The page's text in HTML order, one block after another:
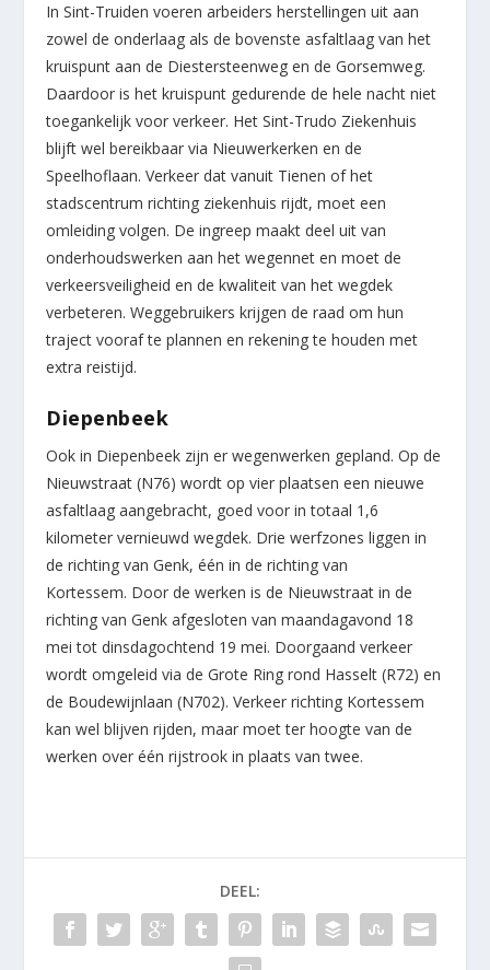
In Sint-Truiden voeren arbeiders herstellingen uit aan
zowel de onderlaag als de bovenste asfaltlaag van het
kruispunt aan de Diestersteenweg en de Gorsemweg.
Daardoor is het kruispunt gedurende de hele nacht niet
toegankelijk voor verkeer. Het Sint-Trudo Ziekenhuis
blijft wel bereikbaar via Nieuwerkerken en de
Speelhoflaan. Verkeer dat vanuit Tienen of het
stadscentrum richting ziekenhuis rijdt, moet een
omleiding volgen. De ingreep maakt deel uit van
onderhoudswerken aan het wegennet en moet de
verkeersveiligheid en de kwaliteit van het wegdek
verbeteren. Weggebruikers krijgen de raad om hun
traject vooraf te plannen en rekening te houden met
extra reistijd.
Diepenbeek
Ook in Diepenbeek zijn er wegenwerken gepland. Op de
Nieuwstraat (N76) wordt op vier plaatsen een nieuwe
asfaltlaag aangebracht, goed voor in totaal 1,6
kilometer vernieuwd wegdek. Drie werfzones liggen in
de richting van Genk, één in de richting van
Kortessem. Door de werken is de Nieuwstraat in de
richting van Genk afgesloten van maandagavond 18
mei tot dinsdagochtend 19 mei. Doorgaand verkeer
wordt omgeleid via de Grote Ring rond Hasselt (R72) en
de Boudewijnlaan (N702). Verkeer richting Kortessem
kan wel blijven rijden, maar moet ter hoogte van de
werken over één rijstrook in plaats van twee.
DEEL: